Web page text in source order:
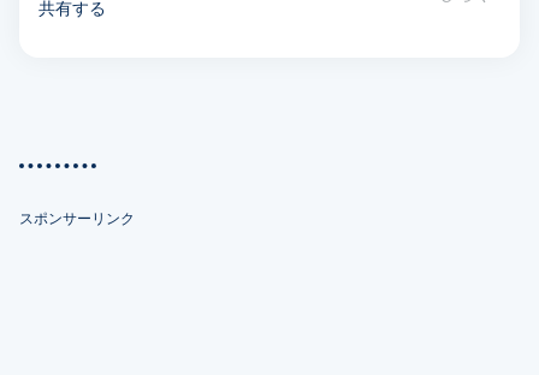
共有する
スポンサーリンク